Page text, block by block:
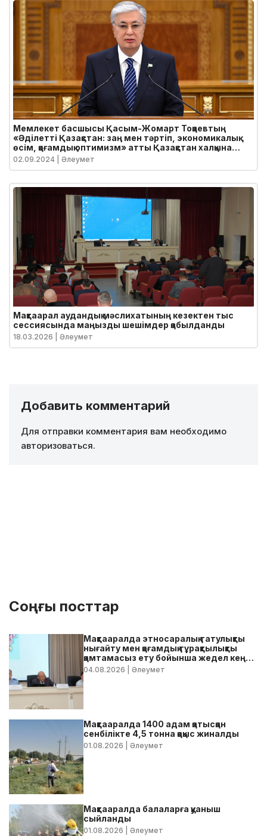
Мемлекет басшысы Қасым-Жомарт Тоқаевтың
«Әділетті Қазақстан: заң мен тәртіп, экономикалық
өсім, қоғамдық оптимизм» атты Қазақстан халқына
Жолдауы
02.09.2024 | Әлеумет
Мақтаарал аудандық мәслихатының кезектен тыс
сессиясында маңызды шешімдер қабылданды
18.03.2026 | Әлеумет
Добавить комментарий
Для отправки комментария вам необходимо
авторизоваться.
Соңғы посттар
Мақтааралда этносаралық татулықты
нығайту мен қоғамдық тұрақтылықты
қамтамасыз ету бойынша жедел кеңес
өтті
04.08.2026 | Әлеумет
Мақтааралда 1400 адам қатысқан
сенбілікте 4,5 тонна қоқыс жиналды
01.08.2026 | Әлеумет
Мақтааралда балаларға қуаныш
сыйланды
01.08.2026 | Әлеумет